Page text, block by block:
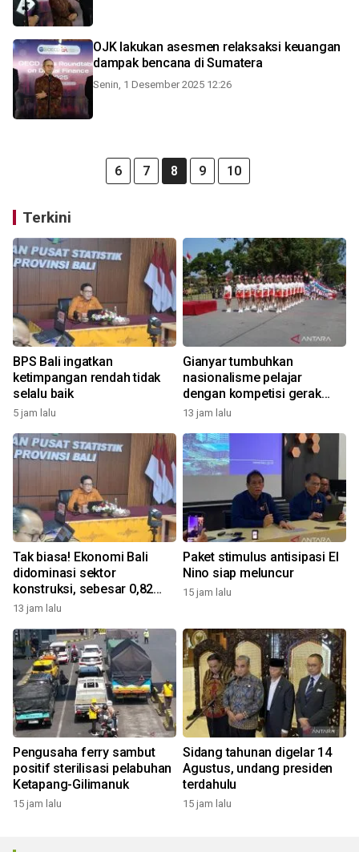
OJK lakukan asesmen relaksaksi keuangan
dampak bencana di Sumatera
Senin, 1 Desember 2025 12:26
6 7 8 9 10
Terkini
BPS Bali ingatkan
ketimpangan rendah tidak
selalu baik
5 jam lalu
Gianyar tumbuhkan
nasionalisme pelajar
dengan kompetisi gerak
jalan
13 jam lalu
Tak biasa! Ekonomi Bali
didominasi sektor
konstruksi, sebesar 0,82
persen
13 jam lalu
Paket stimulus antisipasi El
Nino siap meluncur
15 jam lalu
Pengusaha ferry sambut
positif sterilisasi pelabuhan
Ketapang-Gilimanuk
15 jam lalu
Sidang tahunan digelar 14
Agustus, undang presiden
terdahulu
15 jam lalu